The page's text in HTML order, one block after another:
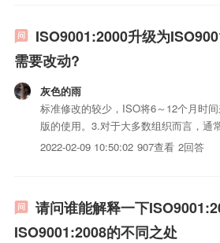
ISO9001:2000升级为
需要改动?
灰色的雨
标准修改的较少，ISO将6～12个月时
版的使用。3.对于大多数组织而言，通
即可，不需要额外时间。5.以下为申报
2022-02-09 10:50:02 907查看 2回答
请问谁能解释一下
ISO9001:2008的不同之处